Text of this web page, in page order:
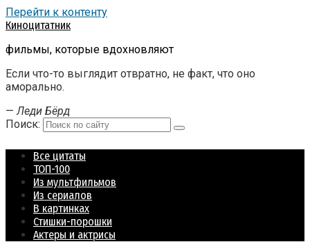
Перейти к контенту
Киноцитатник
фильмы, которые вдохновляют
Если что-то выглядит отвратно, не факт, что оно
аморально.
—Леди Бёрд
Поиск:
Все цитаты
ТОП-100
Из мультфильмов
Из сериалов
В картинках
Стишки-порошки
Актеры и актрисы